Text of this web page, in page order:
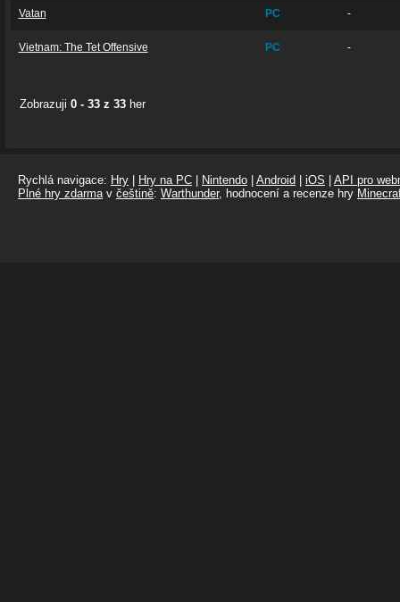
Vatan PC -
Vietnam: The Tet Offensive PC -
Zobrazuji 0 - 33 z 33her
Rychlá navigace: Hry Hry na PC Nintendo Android iOS
API pro
Plné hry zdarmav češtině: Warthunder, hodnocení a recenze hry